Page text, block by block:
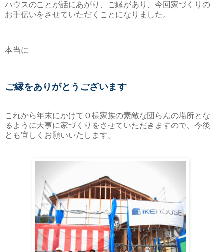
ハウスのことが話にあがり、ご縁があり、今回家づくりの
お手伝いをさせていただくことになりました。
本当に
ご縁をありがとうございます
これから年末にかけてＯ様家族の素敵な団らんの場所とな
るように大事に家づくりをさせていただきますので、今後
とも宜しくお願いいたします。